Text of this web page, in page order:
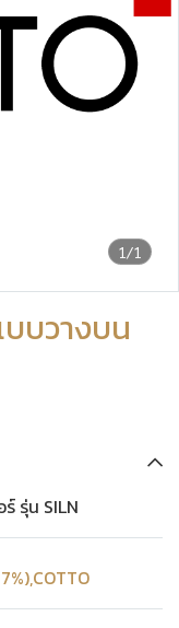
1/1
บบวางบน
รุ่น SILN
,COTTO